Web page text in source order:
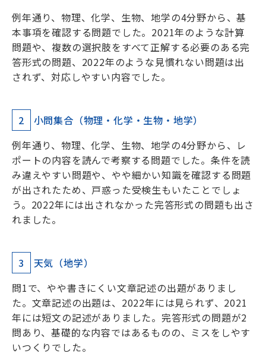
例年通り、物理、化学、生物、地学の4分野から、基
本事項を確認する問題でした。2021年のような計算
問題や、複数の選択肢をすべて正解する必要のある完
答形式の問題、2022年のような見慣れない問題は出
されず、対応しやすい内容でした。
2
小問集合（物理・化学・生物・地学）
例年通り、物理、化学、生物、地学の4分野から、レ
ポートの内容を読んで考察する問題でした。条件を読
み違えやすい問題や、やや細かい知識を確認する問題
が出されたため、戸惑った受検生もいたことでしょ
う。2022年には出されなかった完答形式の問題も出さ
れました。
3
天気（地学）
問1で、やや書きにくい文章記述の出題がありまし
た。文章記述の出題は、2022年には見られず、2021
年には短文の記述がありました。完答形式の問題が2
問あり、基礎的な内容ではあるものの、ミスをしやす
いつくりでした。